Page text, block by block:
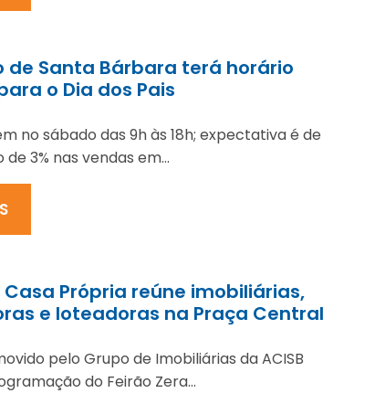
de Santa Bárbara terá horário
o Dia dos Pais
no sábado das 9h às 18h; expectativa é de
3% nas vendas em...
Casa Própria reúne imobiliárias,
e loteadoras na Praça Central
pelo Grupo de Imobiliárias da ACISB
do Feirão Zera...